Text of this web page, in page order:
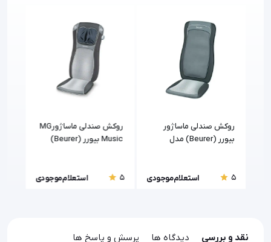
روکش صندلی ماساژور
بیورر (Beurer) مدل
5 استعلام موجودی
روکش صندلی ماساژورMG
Music بیورر (Beurer)
5 استعلام موجودی
نقد و بررسی دیدگاه ها پرسش و پاسخ ها